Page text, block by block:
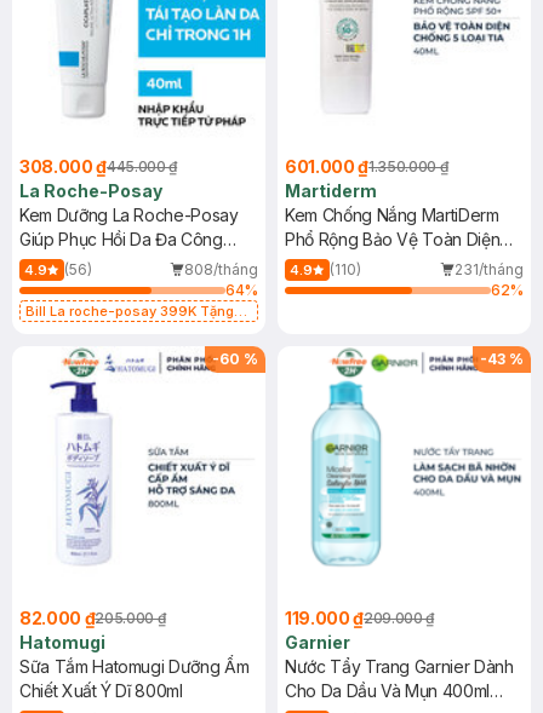
308.000 ₫445.000 ₫
La Roche-Posay
Kem Dưỡng La Roche-Posay
Giúp Phục Hồi Da Đa Công
Dụng 40ml
4.9 (56)
808/tháng
64%
Bill La roche-posay 399K Tặng
(SL có hạn)
601.000 ₫1.350.000 ₫
Martiderm
Kem Chống Nắng MartiDerm
Phổ Rộng Bảo Vệ Toàn Diện
40ml
4.9 (110)
231/tháng
62%
-60 %
82.000 ₫205.000 ₫
Hatomugi
Sữa Tắm Hatomugi Dưỡng Ẩm
Chiết Xuất Ý Dĩ 800ml
-43 %
119.000 ₫209.000 ₫
Garnier
Nước Tẩy Trang Garnier Dành
Cho Da Dầu Và Mụn 400ml